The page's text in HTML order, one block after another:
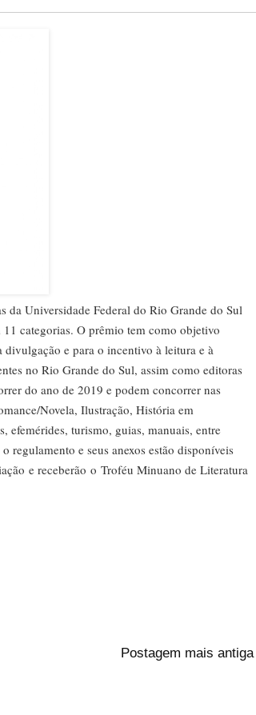
Universidade Federal do Rio Grande do Sul
categorias. O prêmio tem como objetivo
e para o incentivo à leitura e à
no Rio Grande do Sul, assim como editoras
do ano de 2019 e podem concorrer nas
Novela, Ilustração, História em
efemérides, turismo, guias, manuais, entre
regulamento e seus anexos estão disponíveis
o e receberão o Troféu Minuano de Literatura
Postagem mais antiga